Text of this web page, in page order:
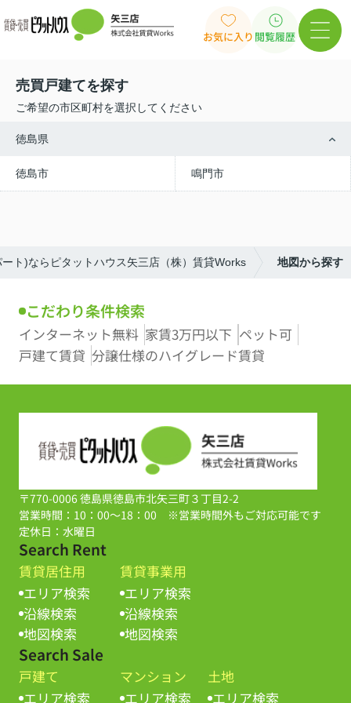
お気に入り 閲覧履歴
売買戸建てを探す
ご希望の市区町村を選択してください
徳島県
徳島市 鳴門市
ト)ならピタットハウス矢三店（株）賃貸Works 地図から探す
こだわり条件検索
インターネット無料 家賃3万円以下 ペット可
戸建て賃貸 分譲仕様のハイグレード賃貸
〒770-0006 徳島県徳島市北矢三町３丁目2-2
営業時間：10：00～18：00 ※営業時間外もご対応可能です
定休日：水曜日
Search Rent
賃貸居住用
エリア検索
沿線検索
地図検索
賃貸事業用
エリア検索
沿線検索
地図検索
Search Sale
戸建て
エリア検索
マンション
エリア検索
土地
エリア検索